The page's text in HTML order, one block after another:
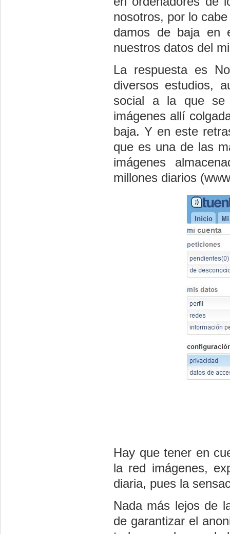
nosotros, por lo
damos de baja en
nuestros datos del
La respuesta es
diversos estudios,
social a la que se
imágenes allí
baja. Y en este
que es una de las
imágenes
millones diarios
Hay que tener en
la red imágenes,
diaria, pues la
Nada más lejos de
de garantizar el